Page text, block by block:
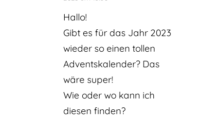
Hallo!
Gibt es für das Jahr 2023
wieder so einen tollen
Adventskalender? Das
wäre super!
Wie oder wo kann ich
diesen finden?